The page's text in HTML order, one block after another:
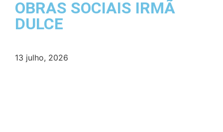
OBRAS SOCIAIS IRMÃ
DULCE
13 julho, 2026